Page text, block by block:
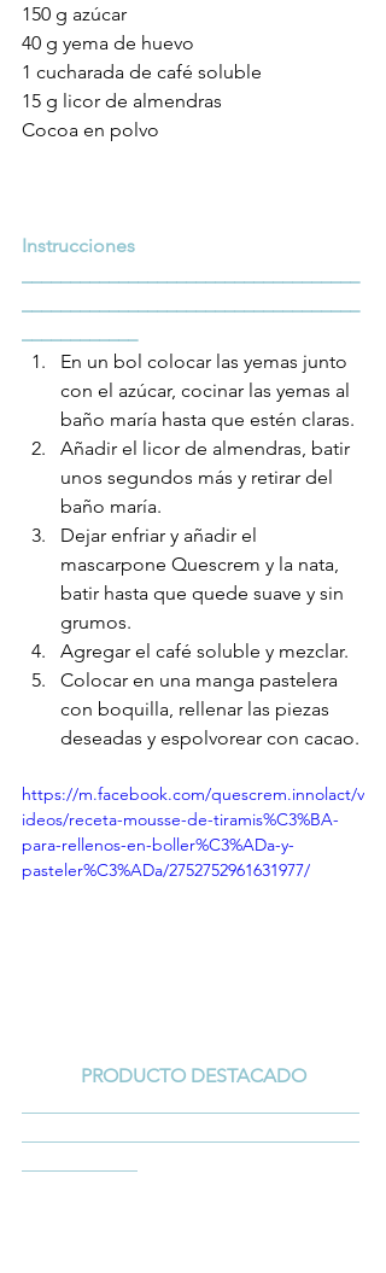
150 g azúcar
40 g yema de huevo
1 cucharada de café soluble
15 g licor de almendras
Cocoa en polvo
Instrucciones
En un bol colocar las yemas junto
con el azúcar, cocinar las yemas al
baño maría hasta que estén claras.
Añadir el licor de almendras, batir
unos segundos más y retirar del
baño maría.
Dejar enfriar y añadir el
mascarpone Quescrem y la nata,
batir hasta que quede suave y sin
grumos.
Agregar el café soluble y mezclar.
Colocar en una manga pastelera
con boquilla, rellenar las piezas
deseadas y espolvorear con cacao.
https://m.facebook.com/quescrem.innolact/v
ideos/receta-mousse-de-tiramis%C3%BA-
para-rellenos-en-boller%C3%ADa-y-
pasteler%C3%ADa/2752752961631977/
PRODUCTO DESTACADO